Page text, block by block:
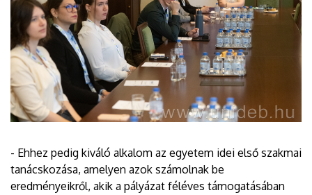
- Ehhez pedig kiváló alkalom az egyetem idei első szakmai
tanácskozása, amelyen azok számolnak be
eredményeikről, akik a pályázat féléves támogatásában